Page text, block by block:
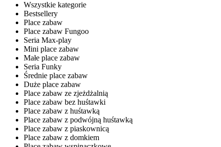
Wszystkie kategorie
Bestsellery
Place zabaw
Place zabaw Fungoo
Seria Max-play
Mini place zabaw
Małe place zabaw
Seria Funky
Średnie place zabaw
Duże place zabaw
Place zabaw ze zjeżdżalnią
Place zabaw bez huśtawki
Place zabaw z huśtawką
Place zabaw z podwójną huśtawką
Place zabaw z piaskownicą
Place zabaw z domkiem